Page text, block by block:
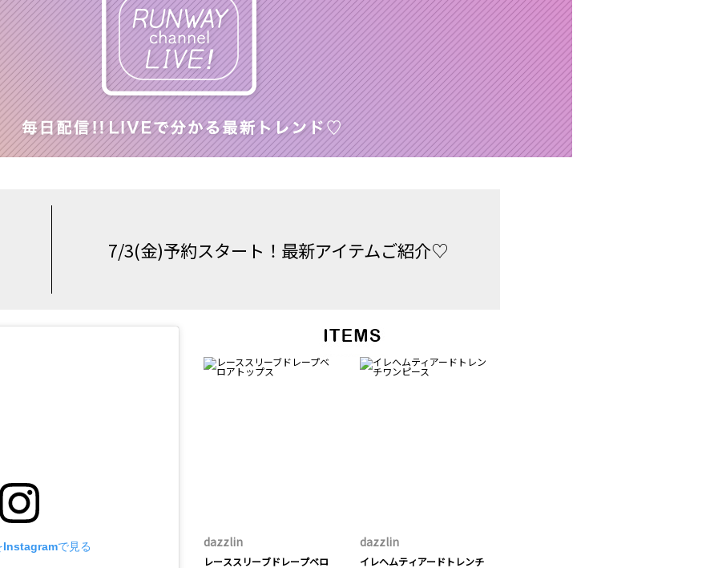
7/3(金)予約スタート！最新アイテムご紹介♡
Instagramで見る dazzlin
レーススリーブドレープベロ
dazzlin
イレヘムティアードトレンチ